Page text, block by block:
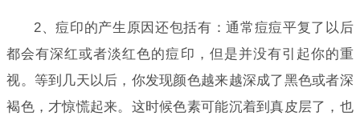
2、痘印的产生原因还包括有：通常痘痘平复了以后
都会有深红或者淡红色的痘印，但是并没有引起你的重
视。等到几天以后，你发现颜色越来越深成了黑色或者深
褐色，才惊慌起来。这时候色素可能沉着到真皮层了，也